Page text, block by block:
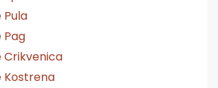
Pag
Crikvenica
Kostrena